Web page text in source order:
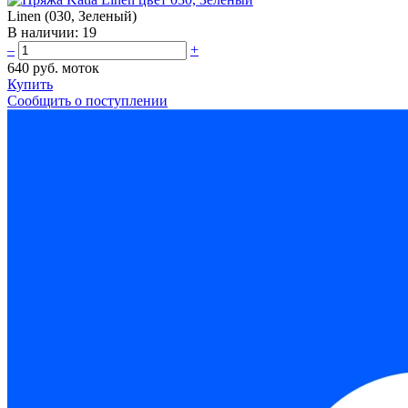
Linen (030, Зеленый)
В наличии: 19
–
+
640 руб. моток
Купить
Сообщить о поступлении